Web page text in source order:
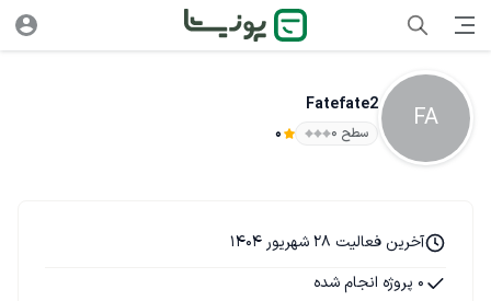
FA
Fatefate2
سطح ۰ 0
آخرین فعالیت 28 شهریور 1404
0 پروژه انجام شده